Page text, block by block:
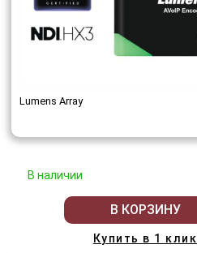
Lumens Array
В наличии
В КОРЗИНУ
Купить в 1 клик